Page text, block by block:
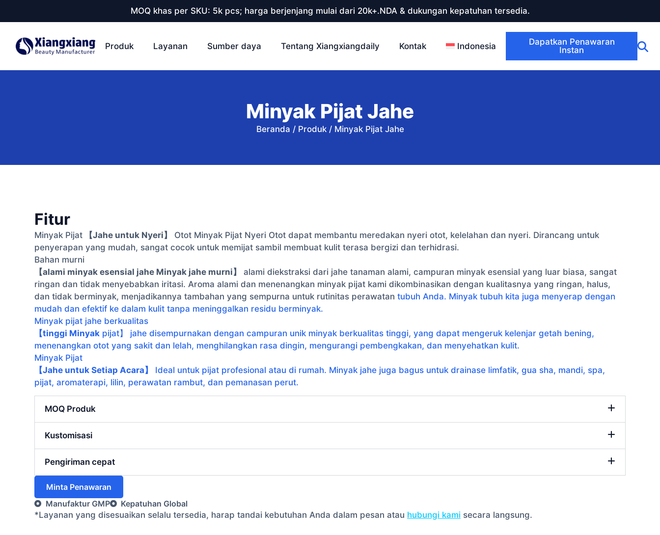
MOQ khas per SKU: 5k pcs; harga berjenjang mulai dari 20k+.NDA & dukungan kepatuhan tersedia.
Produk Layanan Sumber daya Tentang Xiangxiangdaily Kontak Indonesia
Dapatkan Penawaran
Instan
Minyak Pijat Jahe
Beranda / Produk/ Minyak Pijat Jahe
Fitur
Minyak Pijat 【Jahe untuk Nyeri】
Otot Minyak Pijat Nyeri Otot dapat membantu meredakan nyeri otot, kelelahan dan nyeri. Dirancang untuk
penyerapan yang mudah, sangat cocok untuk memijat sambil membuat kulit terasa bergizi dan terhidrasi.
Bahan murni
【alami minyak esensial jahe Minyak jahe murni】
alami diekstraksi dari jahe tanaman alami, campuran minyak esensial yang luar biasa, sangat
ringan dan tidak menyebabkan iritasi. Aroma alami dan menenangkan minyak pijat kami dikombinasikan dengan kualitasnya yang ringan, halus,
dan tidak berminyak, menjadikannya tambahan yang sempurna untuk rutinitas perawatan tubuh Anda. Minyak tubuh kita juga menyerap dengan
mudah dan efektif ke dalam kulit tanpa meninggalkan residu berminyak.
Minyak pijat jahe berkualitas
【tinggi Minyak pijat】 jahe disempurnakan dengan campuran unik minyak berkualitas tinggi, yang dapat mengeruk kelenjar getah bening,
menenangkan otot yang sakit dan lelah, menghilangkan rasa dingin, mengurangi pembengkakan, dan menyehatkan kulit.
Minyak Pijat
【Jahe untuk Setiap Acara】
Ideal untuk pijat profesional atau di rumah. Minyak jahe juga bagus untuk drainase limfatik, gua sha, mandi, spa,
pijat, aromaterapi, lilin, perawatan rambut, dan pemanasan perut.
MOQ Produk
Kustomisasi
Pengiriman cepat
Minta Penawaran
Manufaktur GMP
Kepatuhan Global
*Layanan yang disesuaikan selalu tersedia, harap tandai kebutuhan Anda dalam pesan atau hubungi kami secara langsung.